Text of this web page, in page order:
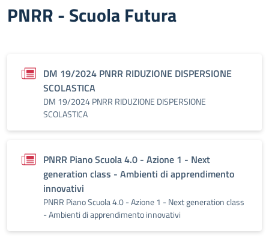
PNRR - Scuola Futura
DM 19/2024 PNRR RIDUZIONE DISPERSIONE
SCOLASTICA
DM 19/2024 PNRR RIDUZIONE DISPERSIONE
SCOLASTICA
PNRR Piano Scuola 4.0 - Azione 1 - Next
generation class - Ambienti di apprendimento
innovativi
PNRR Piano Scuola 4.0 - Azione 1 - Next generation class
- Ambienti di apprendimento innovativi